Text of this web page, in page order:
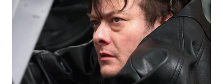
WN
INDRAMAYU
WN
KUNINGAN